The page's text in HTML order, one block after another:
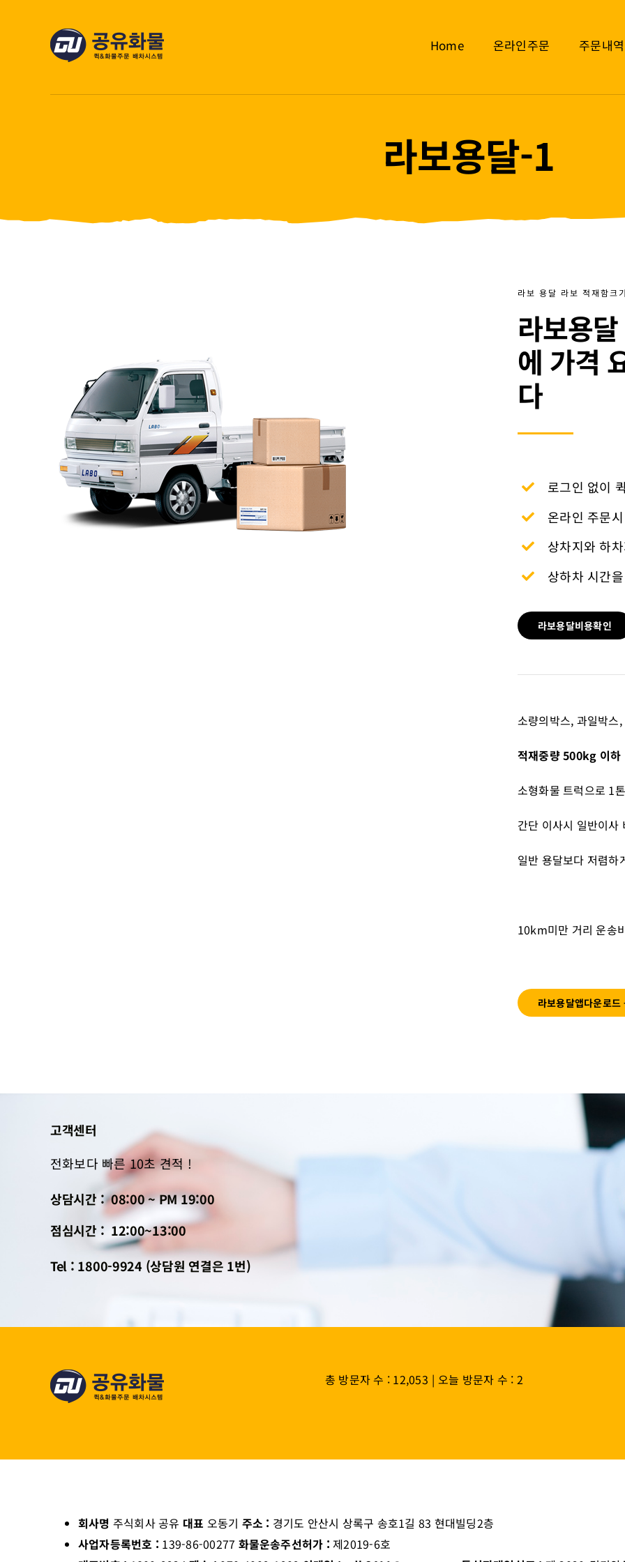
Home 온라인주문 주문내역
라보용달-1
라보 용달 라보 적재함크
라보용
에 가격
다
로그인 없이
온라인 주문
상차지와 하
상하차 시간
라보용달비용확인
소량의박스, 과일박스
적재중량 500kg 이하
소형화물 트럭으로 1
간단 이사시 일반이사
일반 용달보다 저렴
10km미만 거리 운송
라보용달앱다운로
고객센터
전화보다 빠른 10초 견적 !
상담시간 : 08:00 ~ PM 19:00
점심시간 : 12:00~13:00
Tel : 1800-9924 (상담원 연결은 1번)
총 방문자 수 : 12,053 | 오늘 방문자 수 : 2
회사명 주식회사 공유 대표 오동기 주소 : 경기도 안산시 상록구 송호1길 83 현대빌딩2층
사업자등록번호 : 139-86-00277 화물운송주선허가 :제2019-6호